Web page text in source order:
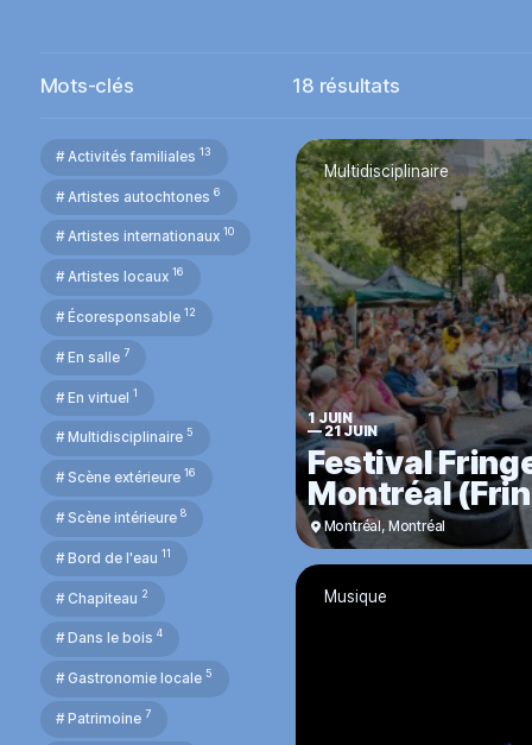
Mots-clés 18 résultats
# Activités familiales 13
# Artistes autochtones 6
# Artistes internationaux 10
# Artistes locaux 16
# Écoresponsable 12
# En salle 7
# En virtuel 1
# Multidisciplinaire 5
# Scène extérieure 16
# Scène intérieure 8
# Bord de l'eau 11
# Chapiteau 2
# Dans le bois 4
# Gastronomie locale 5
# Patrimoine 7
Multidisciplinaire
1 JUIN
—21 JUIN
Festival
Montréal
Montréal, Montréal
Musique